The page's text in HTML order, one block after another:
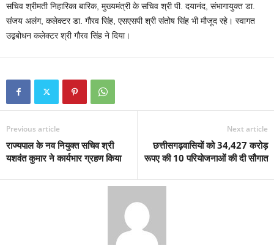
सचिव श्रीमती निहारिका बारिक, मुख्यमंत्री के सचिव श्री पी. दयानंद, संभागायुक्त डा.
संजय अलंग, कलेक्टर डा. गौरव सिंह, एसएसपी श्री संतोष सिंह भी मौजूद रहे। स्वागत
उद्बबोधन कलेक्टर श्री गौरव सिंह ने दिया।
Previous article
राज्यपाल के नव नियुक्त सचिव श्री
यशवंत कुमार ने कार्यभार ग्रहण किया
Next article
छत्तीसगढ़वासियों को 34,427 करोड़
रूपए की 10 परियोजनाओं की दी सौगात